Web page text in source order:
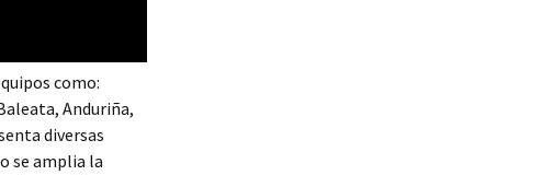
como:
Anduriña,
diversas
se amplia la